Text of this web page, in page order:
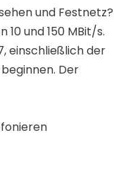
und Festnetz?
und 150 MBit/s.
einschließlich der
Der